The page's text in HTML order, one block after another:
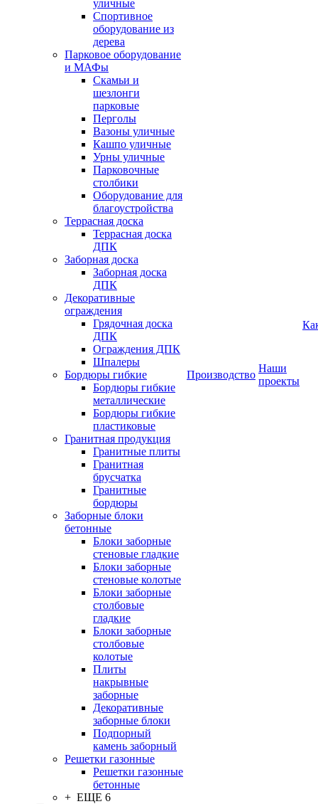
уличные
Спортивное
оборудование из
дерева
Парковое оборудование
и МАФы
Скамьи и
шезлонги
парковые
Перголы
Вазоны уличные
Кашпо уличные
Урны уличные
Парковочные
столбики
Оборудование для
благоустройства
Террасная доска
Террасная доска
ДПК
Заборная доска
Заборная доска
ДПК
Декоративные
ограждения
Грядочная доска
ДПК
Ограждения ДПК
Шпалеры
Бордюры гибкие
Бордюры гибкие
металлические
Бордюры гибкие
пластиковые
Гранитная продукция
Гранитные плиты
Гранитная
брусчатка
Гранитные
бордюры
Заборные блоки
бетонные
Блоки заборные
стеновые гладкие
Блоки заборные
стеновые колотые
Блоки заборные
столбовые
гладкие
Блоки заборные
столбовые
колотые
Плиты
накрывные
заборные
Декоративные
заборные блоки
Подпорный
камень заборный
Решетки газонные
Решетки газонные
бетонные
+ ЕЩЕ 6
Производство
Наши
проекты